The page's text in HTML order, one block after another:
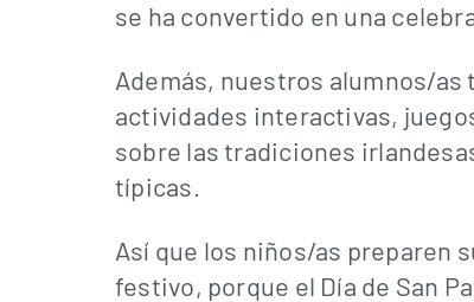
se ha convertido en una
Además, nuestros alumnos/
actividades interactivas,
sobre las tradiciones
típicas.
Así que los niños/as preparen
festivo, porque el Día de San